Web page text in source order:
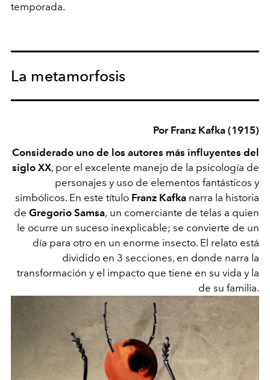
temporada.
La metamorfosis
Por Franz Kafka (1915)
Considerado uno de los autores más influyentes del
siglo XX, por el excelente manejo de la psicología de
personajes y uso de elementos fantásticos y
simbólicos. En este título Franz Kafka narra la historia
de Gregorio Samsa, un comerciante de telas a quien
le ocurre un suceso inexplicable; se convierte de un
día para otro en un enorme insecto. El relato está
dividido en 3 secciones, en donde narra la
transformación y el impacto que tiene en su vida y la
de su familia.